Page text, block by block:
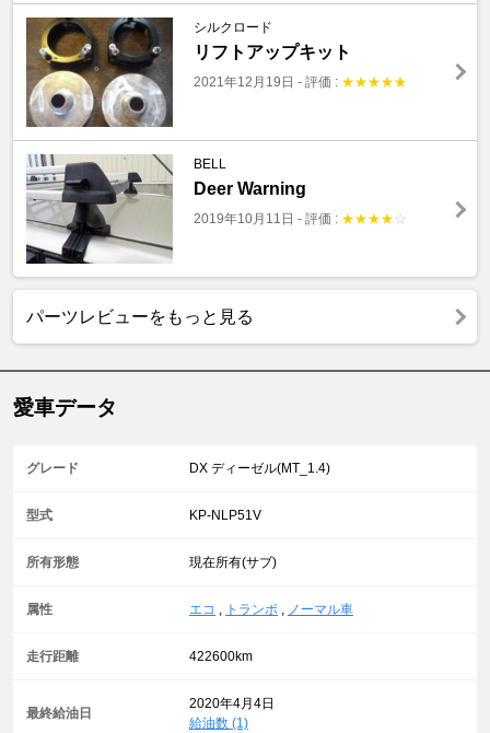
シルクロード
リフトアップキット
2021年12月19日 - 評価 : ★★★★★
BELL
Deer Warning
2019年10月11日 - 評価 : ★★★★ ☆
パーツレビューをもっと見る
愛車データ
グレード DX ディーゼル(MT_1.4)
型式 KP-NLP51V
所有形態 現在所有(サブ)
属性 エコ , トランポ , ノーマル車
走行距離 422600km
最終給油日
2020年4月4日
給油数 (1)